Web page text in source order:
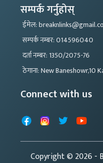
सम्पर्क गर्नुहोस्
ईमेल:
सम्पर्क नम्बर: 014596040
दर्ता नम्बर: 1350/2075-76
ठेगाना: New Baneshowr,10
Connect with us
FacebookInstagram
X YouTube
Copyright © 2026-